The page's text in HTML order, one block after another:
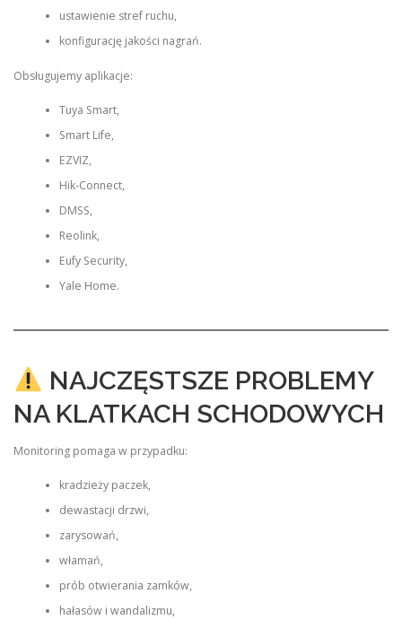
ustawienie stref ruchu,
konfigurację jakości nagrań.
Obsługujemy aplikacje:
Tuya Smart,
Smart Life,
EZVIZ,
Hik-Connect,
DMSS,
Reolink,
Eufy Security,
Yale Home.
NAJCZĘSTSZE PROBLEMY
NA KLATKACH SCHODOWYCH
Monitoring pomaga w przypadku:
kradzieży paczek,
dewastacji drzwi,
zarysowań,
włamań,
prób otwierania zamków,
hałasów i wandalizmu,